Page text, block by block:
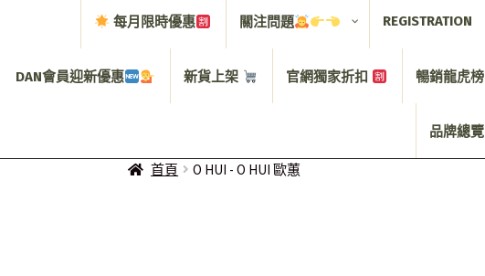
每月限時優惠 關注問題 REGISTRATION
DAN會員迎新優惠 新貨上架 官網獨家折扣 暢銷龍虎榜
品牌總覽
首頁 O HUI - O HUI 歐蕙